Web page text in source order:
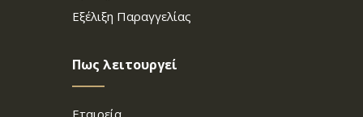
Εξέλιξη Παραγγελίας
Πως λειτουργεί
Εταιρεία